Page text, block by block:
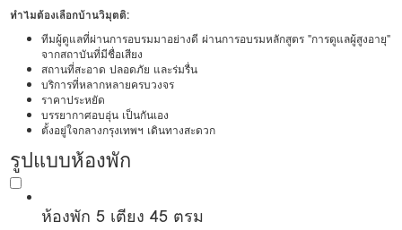
ทำไมต้องเลือกบ้านวิมุตติ:
ทีมผู้ดูแลที่ผ่านการอบรมมาอย่างดี ผ่านการอบรมหลักสูตร "การดูแลผู้สูงอายุ"
จากสถาบันที่มีชื่อเสียง
สถานที่สะอาด ปลอดภัย และร่มรื่น
บริการที่หลากหลายครบวงจร
ราคาประหยัด
บรรยากาศอบอุ่น เป็นกันเอง
ตั้งอยู่ใจกลางกรุงเทพฯ เดินทางสะดวก
รูปแบบห้องพัก
ห้องพัก 5 เตียง 45 ตรม